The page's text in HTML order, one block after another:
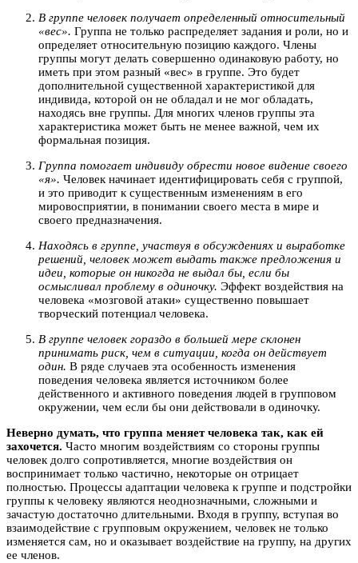
В группе человек получает определенный относительный
«вес». Группа не только распределяет задания и роли, но и
определяет относительную позицию каждого. Члены
группы могут делать совершенно одинаковую работу, но
иметь при этом разный «вес» в группе. Это будет
дополнительной существенной характеристикой для
индивида, которой он не обладал и не мог обладать,
находясь вне группы. Для многих членов группы эта
характеристика может быть не менее важной, чем их
формальная позиция.
Группа помогает индивиду обрести новое видение своего
«я». Человек начинает идентифицировать себя с группой,
и это приводит к существенным изменениям в его
мировосприятии, в понимании своего места в мире и
своего предназначения.
Находясь в группе, участвуя в обсуждениях и выработке
решений, человек может выдать также предложения и
идеи, которые он никогда не выдал бы, если бы
осмысливал проблему в одиночку. Эффект воздействия на
человека «мозговой атаки» существенно повышает
творческий потенциал человека.
В группе человек гораздо в большей мере склонен
принимать риск, чем в ситуации, когда он действует
один. В ряде случаев эта особенность изменения
поведения человека является источником более
действенного и активного поведения людей в групповом
окружении, чем если бы они действовали в одиночку.
Неверно думать, что группа меняет человека так, как ей
захочется. Часто многим воздействиям со стороны группы
человек долго сопротивляется, многие воздействия он
воспринимает только частично, некоторые он отрицает
полностью. Процессы адаптации человека к группе и подстройки
группы к человеку являются неоднозначными, сложными и
зачастую достаточно длительными. Входя в группу, вступая во
взаимодействие с групповым окружением, человек не только
изменяется сам, но и оказывает воздействие на группу, на других
ее членов.